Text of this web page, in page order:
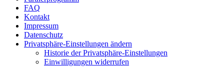
FAQ
Kontakt
Impressum
Datenschutz
Privatsphäre-Einstellungen ändern
Historie der Privatsphäre-Einstellungen
Einwilligungen widerrufen